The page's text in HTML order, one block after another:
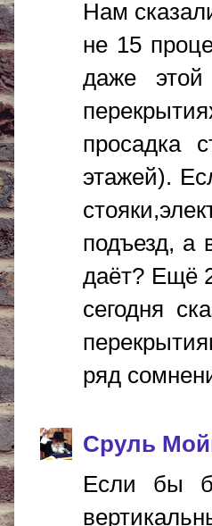
Нам
не 15
даже
просадка
этажей).
подъезд, а
даёт? Ещё
сегодня
ряд
Сруль
Если бы